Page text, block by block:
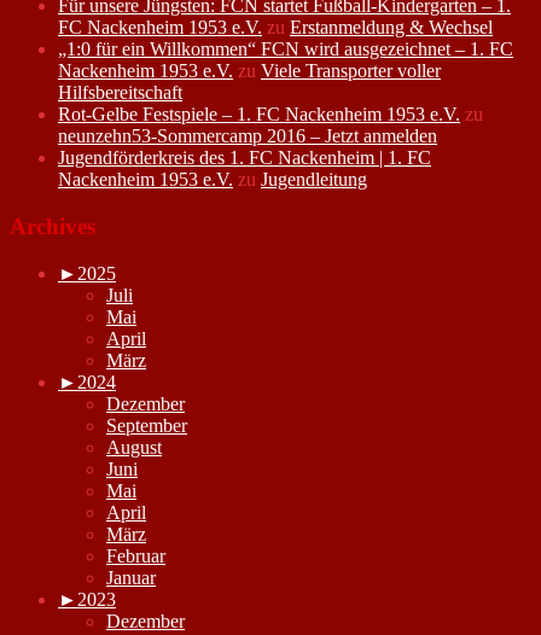
Für unsere Jüngsten: FCN startet Fußball-Kindergarten – 1.
FC Nackenheim 1953 e.V. zu Erstanmeldung & Wechsel
„1:0 für ein Willkommen“ FCN wird ausgezeichnet – 1. FC
Nackenheim 1953 e.V. zu Viele Transporter voller
Hilfsbereitschaft
Rot-Gelbe Festspiele – 1. FC Nackenheim 1953 e.V. zu
neunzehn53-Sommercamp 2016 – Jetzt anmelden
Jugendförderkreis des 1. FC Nackenheim | 1. FC
Nackenheim 1953 e.V. zu Jugendleitung
Archives
► 2025
Juli
Mai
April
März
► 2024
Dezember
September
August
Juni
Mai
April
März
Februar
Januar
► 2023
Dezember